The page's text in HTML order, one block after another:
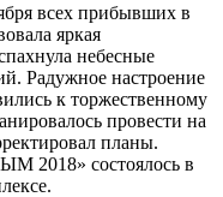
всех прибывших в
яркая
небесные
Радужное настроение
к торжественному
провести на
планы.
2018» состоялось в